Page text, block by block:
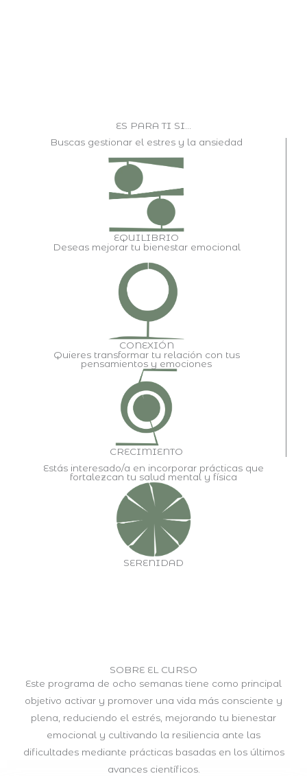
ES PARA TI SI...
Buscas gestionar el estres y la ansiedad
EQUILIBRIO
Deseas mejorar tu bienestar emocional
CONEXIÓN
Quieres transformar tu relación con tus
pensamientos y emociones
CRECIMIENTO
Estás interesado/a en incorporar prácticas que
fortalezcan tu salud mental y física
SERENIDAD
SOBRE EL CURSO
Este programa de ocho semanas tiene como principal
objetivo activar y promover una vida más consciente y
plena, reduciendo el estrés, mejorando tu bienestar
emocional y cultivando la resiliencia ante las
dificultades mediante prácticas basadas en los últimos
avances científicos.